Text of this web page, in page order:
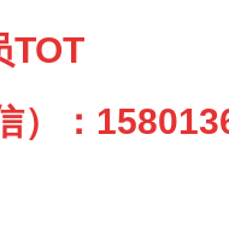
TOT
）：